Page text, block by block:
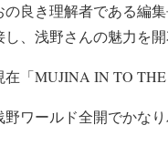
の良き理解者である編
、 浅野さんの魅力を
在 「MUJINA IN TO THE
野ワールド全開でかな